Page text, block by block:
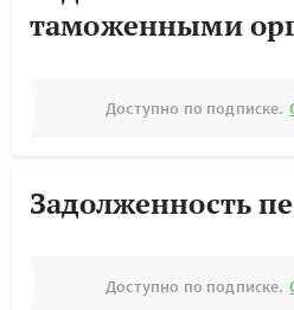
таможенными
Доступно по подписке.
Задолженность
Доступно по подписке.